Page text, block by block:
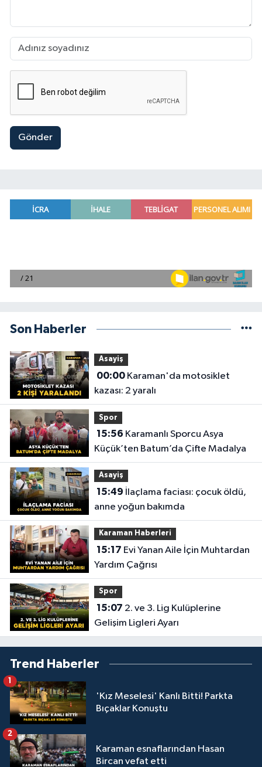
Gönder
Son Haberler
Asayiş
00:00Karaman'da motosiklet
kazası: 2 yaralı
Spor
15:56
Küçük’ten Batum’da Çifte Madalya
Asayiş
15:49
anne yoğun bakımda
Karaman Haberleri
15:17
Yardım Çağrısı
Spor
15:07
Gelişim Ligleri Ayarı
Trend Haberler
'Kız Meselesi' Kanlı Bitti! Parkta
Bıçaklar Konuştu
1
Karaman esnaflarından Hasan
Bircan vefat etti
2